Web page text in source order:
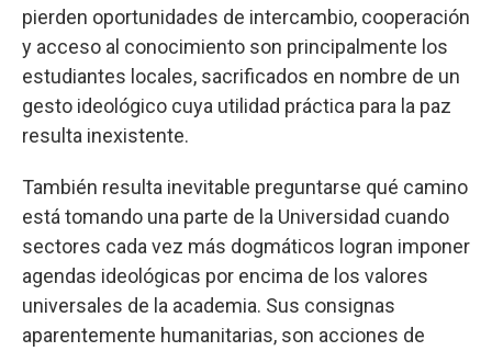
pierden oportunidades de intercambio, cooperación
y acceso al conocimiento son principalmente los
estudiantes locales, sacrificados en nombre de un
gesto ideológico cuya utilidad práctica para la paz
resulta inexistente.
También resulta inevitable preguntarse qué camino
está tomando una parte de la Universidad cuando
sectores cada vez más dogmáticos logran imponer
agendas ideológicas por encima de los valores
universales de la academia. Sus consignas
aparentemente humanitarias, son acciones de